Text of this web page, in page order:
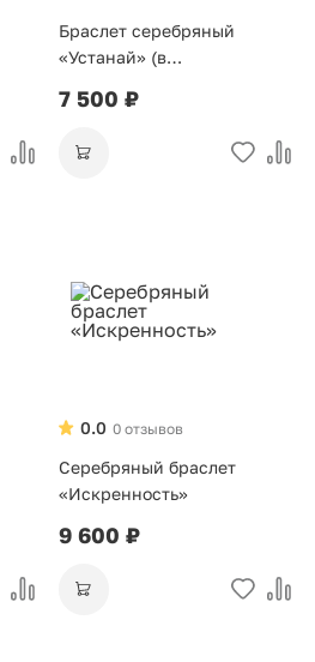
Браслет серебряный
«Устанай» (в
7 500 ₽
0 отзывов
0.0
Серебряный браслет
«Искренность»
9 600 ₽